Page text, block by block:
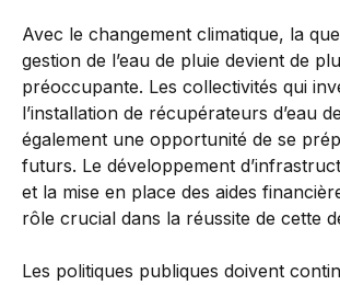
Avec le changement climatique, la
gestion de l’eau de pluie devient de
préoccupante. Les collectivités qui
l’installation de récupérateurs d’eau
également une opportunité de se
futurs. Le développement
et la mise en place des aides
rôle crucial dans la réussite de cette
Les politiques publiques doivent